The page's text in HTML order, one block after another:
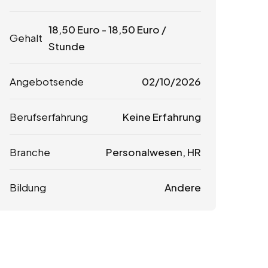
Gehalt
18,50 Euro -18,50 Euro /
Stunde
Angebotsende 02/10/2026
Berufserfahrung Keine Erfahrung
Branche Personalwesen, HR
Bildung Andere